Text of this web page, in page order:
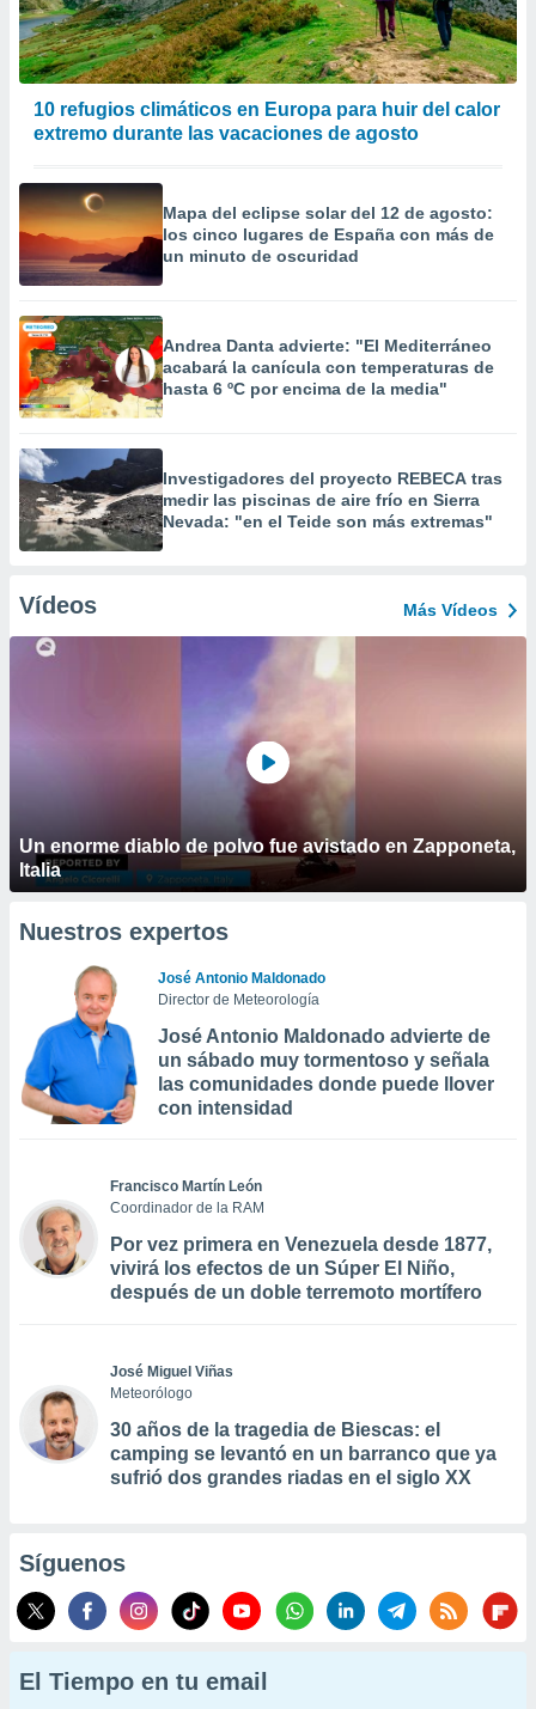
10 refugios climáticos en Europa para huir del calor
extremo durante las vacaciones de agosto
Mapa del eclipse solar del 12 de agosto:
los cinco lugares de España con más de
un minuto de oscuridad
Andrea Danta advierte: "El Mediterráneo
acabará la canícula con temperaturas de
hasta 6 ºC por encima de la media"
Investigadores del proyecto REBECA tras
medir las piscinas de aire frío en Sierra
Nevada: "en el Teide son más extremas"
Vídeos Más Vídeos
Un enorme diablo de polvo fue avistado en Zapponeta,
Italia
Nuestros expertos
José Antonio Maldonado
Director de Meteorología
José Antonio Maldonado advierte de
un sábado muy tormentoso y señala
las comunidades donde puede llover
con intensidad
Francisco Martín León
Coordinador de la RAM
Por vez primera en Venezuela desde 1877,
vivirá los efectos de un Súper El Niño,
después de un doble terremoto mortífero
José Miguel Viñas
Meteorólogo
30 años de la tragedia de Biescas: el
camping se levantó en un barranco que ya
sufrió dos grandes riadas en el siglo XX
Síguenos
El Tiempo en tu email